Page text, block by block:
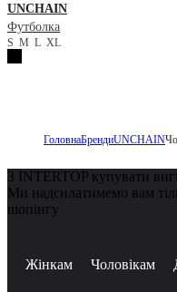
UNCHAIN
Футболка
S M L XL
ГоловнаБрендиUNCHAIN
З INTERTOP купувати
Ми надсилатимемо вам
шопінгу
Жінкам Чоловікам